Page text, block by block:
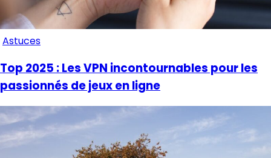
Astuces
Top 2025 : Les VPN incontournables pour les
passionnés de jeux en ligne